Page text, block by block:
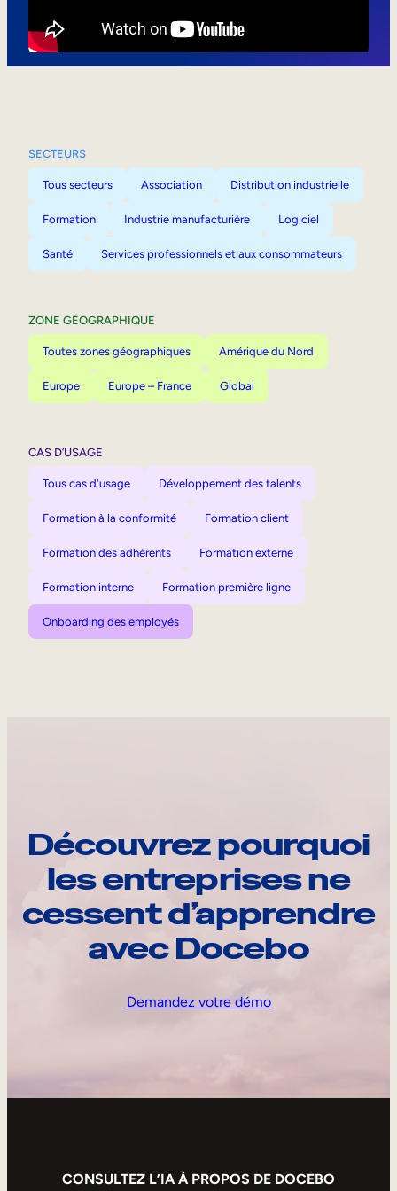
SECTEURS
Tous secteurs Association Distribution industrielle
Formation Industrie manufacturière Logiciel
Santé Services professionnels et aux consommateurs
ZONE GÉOGRAPHIQUE
Toutes zones géographiques Amérique du Nord
Europe Europe – France Global
CAS D’USAGE
Tous cas d'usage Développement des talents
Formation à la conformité Formation client
Formation des adhérents Formation externe
Formation interne Formation première ligne
Onboarding des employés
Découvrez pourquoi
les entreprises ne
cessent d’apprendre
avec Docebo
Demandez votre démo
CONSULTEZ L’IA À PROPOS DE DOCEBO